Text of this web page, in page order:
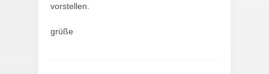
vorstellen.
grüße